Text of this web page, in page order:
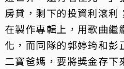
房貸，剩下的投資利滾利
在製作專輯上，用歌曲繼
化，而同隊的郭婷筠和彭
二寶爸媽，要將獎金存下